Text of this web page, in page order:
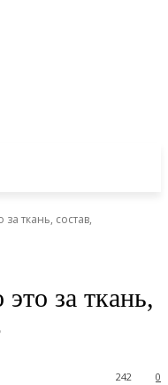
ткань, состав,
за ткань,
0
242